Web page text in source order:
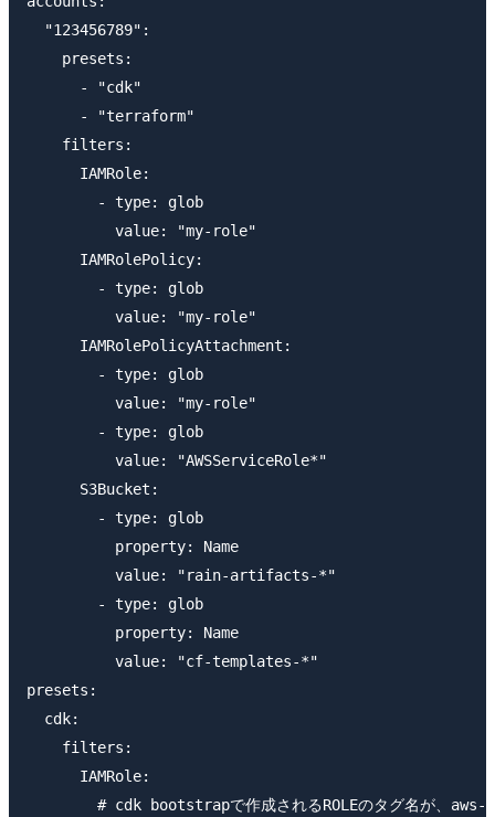
  "123456789":
    presets:
      - "cdk"
      - "terraform"
    filters:
      IAMRole:
        - type: glob
          value: "my-role"
      IAMRolePolicy:
        - type: glob
          value: "my-role"
      IAMRolePolicyAttachment:
        - type: glob
          value: "my-role"
        - type: glob
          value: "AWSServiceRole*"
      S3Bucket:
        - type: glob
          property: Name
          value: "rain-artifacts-*"
        - type: glob
          property: Name
          value: "cf-templates-*"
presets:
  cdk:
    filters:
      IAMRole:
# cdk bootstrapで作成されるROLEのタグ名が、